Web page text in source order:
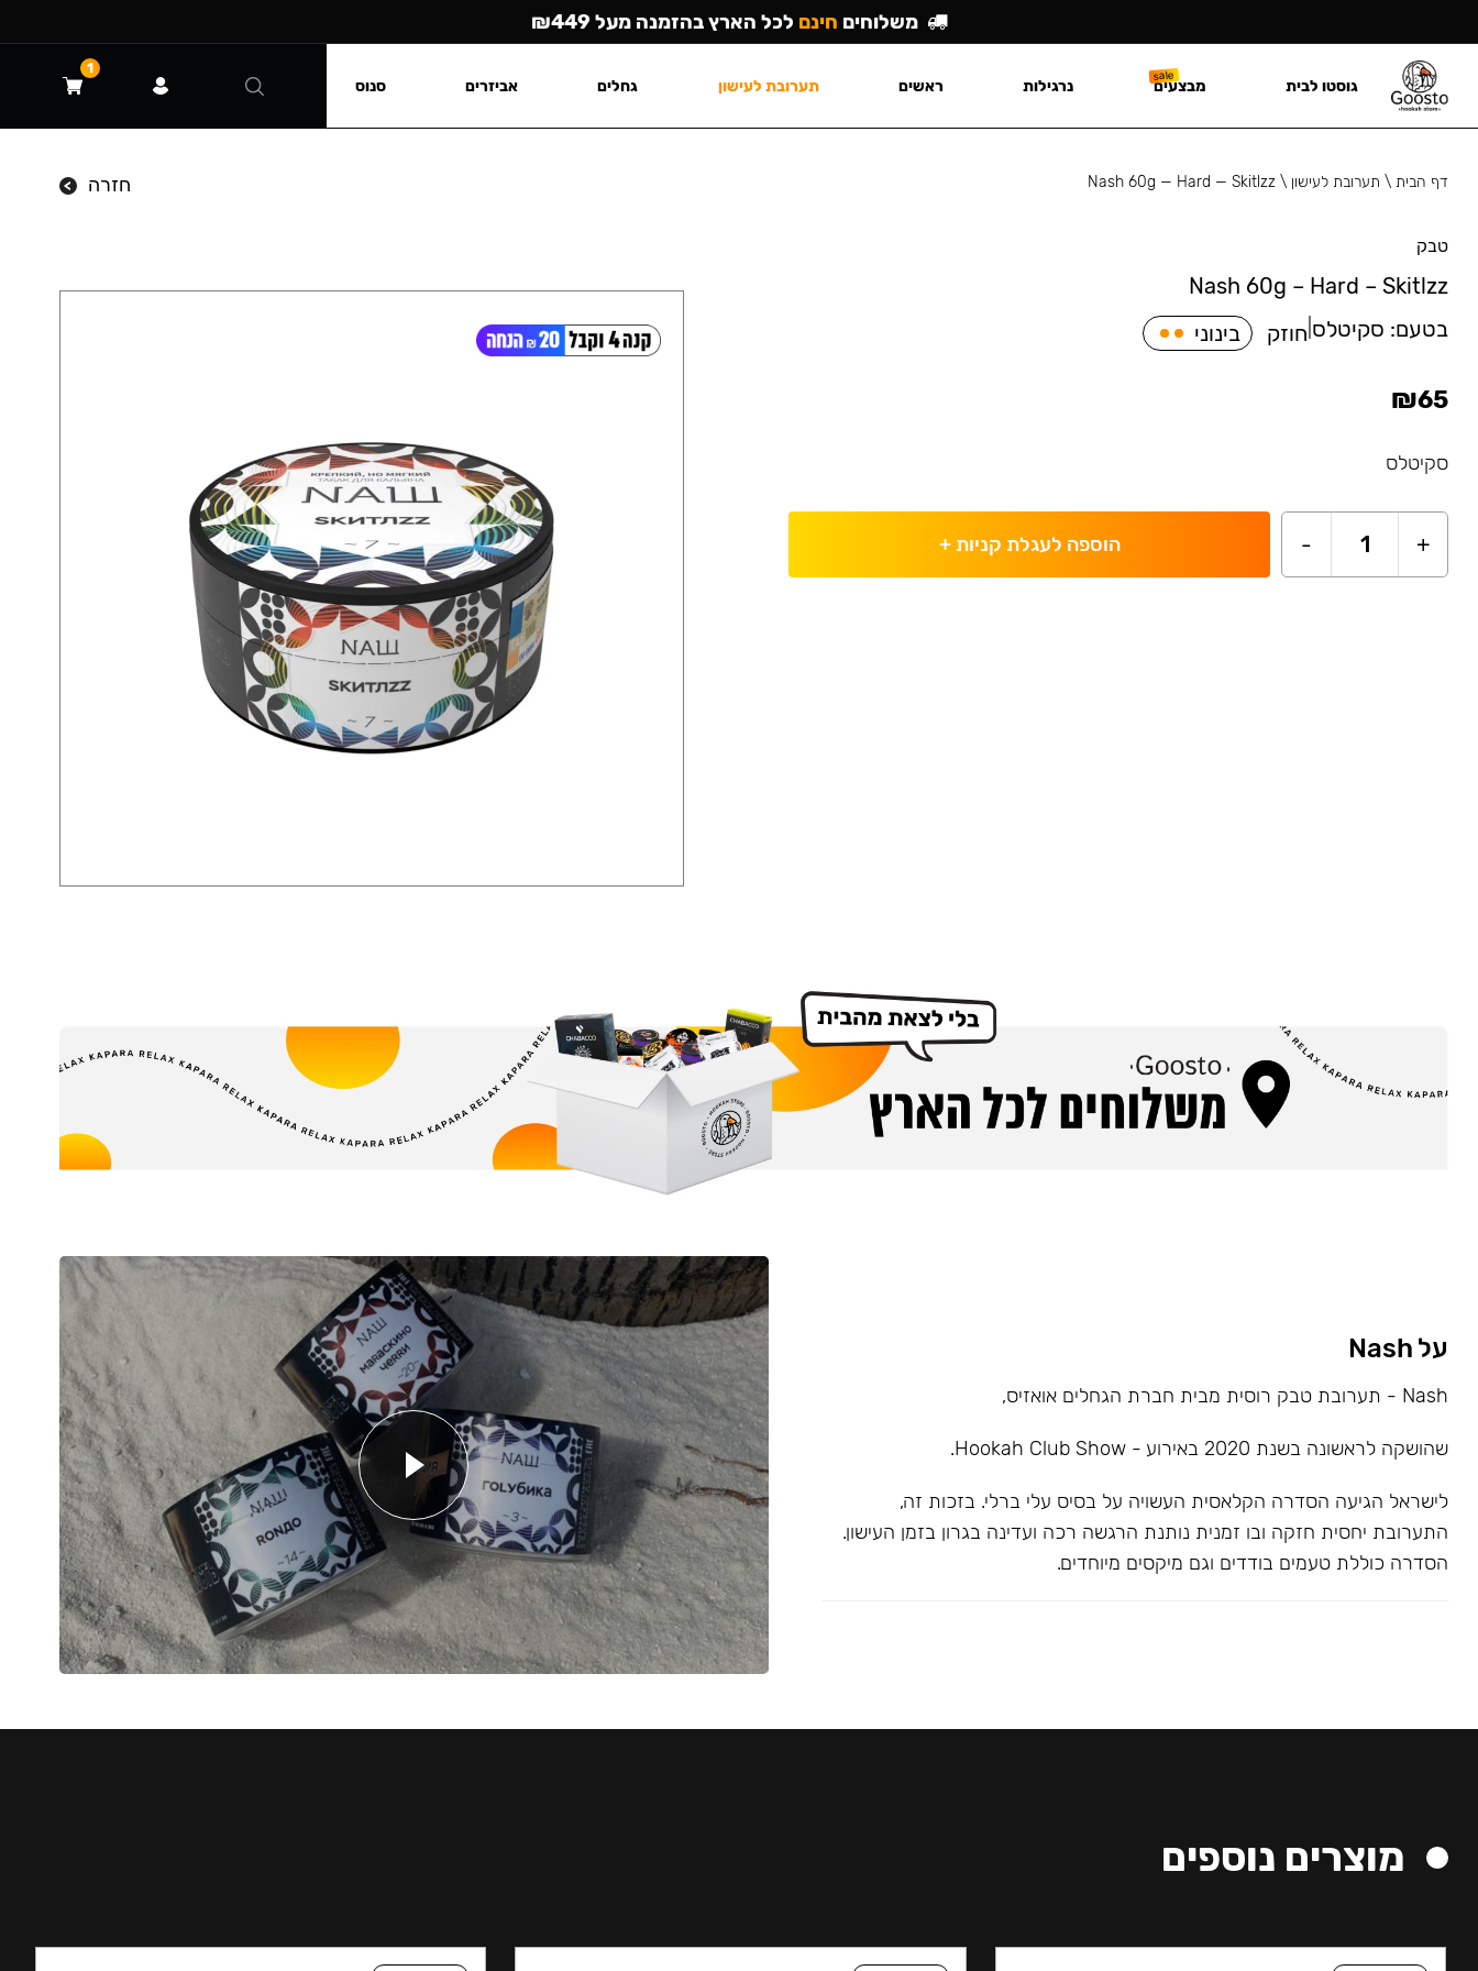
דף הבית\ תערובת לעישון \
Nash 60g — Hard — Skitlzz חזרה
טבק
Nash 60g – Hard – Skitlzz
בטעם: סקיטלס חוזק בינוני
₪65
סקיטלס
+
1
- הוספה לעגלת קניות+
על Nash
Nash - תערובת טבק רוסית מבית חברת הגחלים אואזיס,
שהושקה לראשונה בשנת 2020 באירוע - Hookah Club Show.
לישראל הגיעה הסדרה הקלאסית העשויה על בסיס עלי ברלי. בזכות זה,
התערובת יחסית חזקה ובו זמנית נותנת הרגשה רכה ועדינה בגרון בזמן העישון.
הסדרה כוללת טעמים בודדים וגם מיקסים מיוחדים.
מוצרים נוספים
משלוחים חינם לכל הארץ בהזמנה מעל ₪449
גוסטו לבית מבצעים נרגילות ראשים תערובת לעישון גחלים אביזרים סנוס
1